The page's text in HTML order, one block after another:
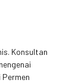
Konsultan